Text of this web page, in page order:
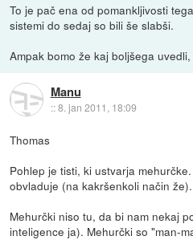
To je pač ena od pomankljivosti
sistemi do sedaj so bili še slabši.
Ampak bomo že kaj boljšega
Manu
::8. jan 2011, 18:09
Thomas
Pohlep je tisti, ki ustvarja
obvladuje (na kakršenkoli način že).
Mehurčki niso tu, da bi nam nekaj
inteligence ja). Mehurčki so "man-